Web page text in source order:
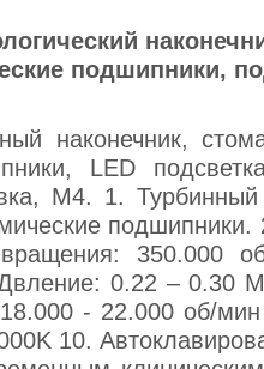
подшипники,
наконечник,
LED
М4. 1.
350.000
0.22 – 0.30
- 22.000 об/
10.